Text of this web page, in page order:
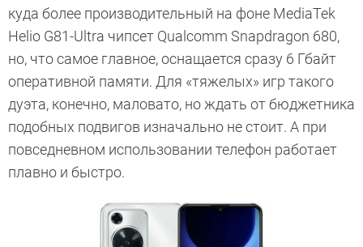
куда более производительный на фоне MediaTek
Helio G81-Ultra чипсет Qualcomm Snapdragon 680,
но, что самое главное, оснащается сразу 6 Гбайт
оперативной памяти. Для «тяжелых» игр такого
дуэта, конечно, маловато, но ждать от бюджетника
подобных подвигов изначально не стоит. А при
повседневном использовании телефон работает
плавно и быстро.